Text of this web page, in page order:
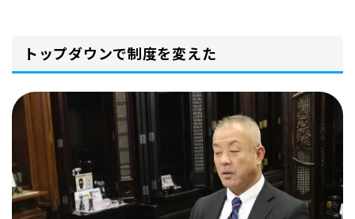
トップダウンで制度を変えた